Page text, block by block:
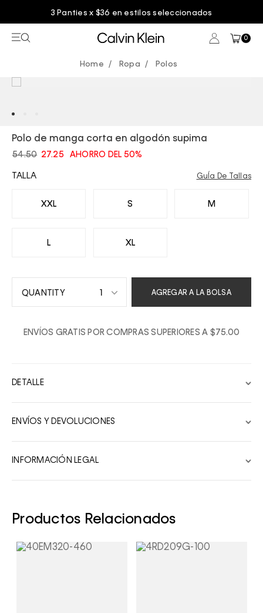
3 Panties x $36 en estilos seleccionados
0
Ropa Polos
Polo de manga corta en algodón supima
54.50 27.25 AHORRO DEL 50%
TALLA
XXL S M
L XL
GuÍa De Tallas
1
2
AGREGAR A LA BOLSA
ENVÍOS GRATIS POR COMPRAS SUPERIORES A $75.00
DETALLE
ENVÍOS Y DEVOLUCIONES
INFORMACIÓN LEGAL
Productos Relacionados